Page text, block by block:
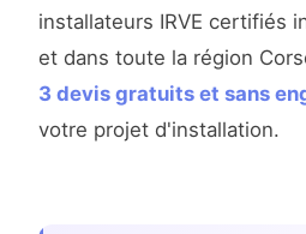
installateurs IRVE certifiés
et dans toute la région
3 devis gratuits et sans
votre projet d'installation.